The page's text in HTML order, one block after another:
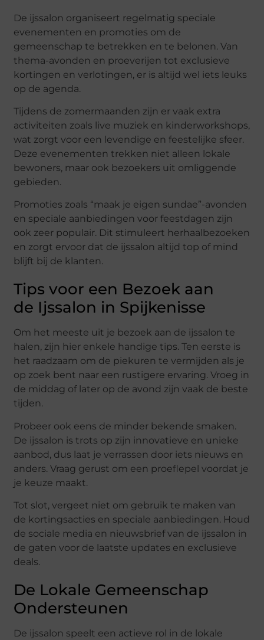
De ijssalon organiseert regelmatig speciale
evenementen en promoties om de
gemeenschap te betrekken en te belonen. Van
thema-avonden en proeverijen tot exclusieve
kortingen en verlotingen, er is altijd wel iets leuks
op de agenda.
Tijdens de zomermaanden zijn er vaak extra
activiteiten zoals live muziek en kinderworkshops,
wat zorgt voor een levendige en feestelijke sfeer.
Deze evenementen trekken niet alleen lokale
bewoners, maar ook bezoekers uit omliggende
gebieden.
Promoties zoals “maak je eigen sundae”-avonden
en speciale aanbiedingen voor feestdagen zijn
ook zeer populair. Dit stimuleert herhaalbezoeken
en zorgt ervoor dat de ijssalon altijd top of mind
blijft bij de klanten.
Tips voor een Bezoek aan
de Ijssalon in Spijkenisse
Om het meeste uit je bezoek aan de ijssalon te
halen, zijn hier enkele handige tips. Ten eerste is
het raadzaam om de piekuren te vermijden als je
op zoek bent naar een rustigere ervaring. Vroeg in
de middag of later op de avond zijn vaak de beste
tijden.
Probeer ook eens de minder bekende smaken.
De ijssalon is trots op zijn innovatieve en unieke
aanbod, dus laat je verrassen door iets nieuws en
anders. Vraag gerust om een proeflepel voordat je
je keuze maakt.
Tot slot, vergeet niet om gebruik te maken van
de kortingsacties en speciale aanbiedingen. Houd
de sociale media en nieuwsbrief van de ijssalon in
de gaten voor de laatste updates en exclusieve
deals.
De Lokale Gemeenschap
Ondersteunen
De ijssalon speelt een actieve rol in de lokale